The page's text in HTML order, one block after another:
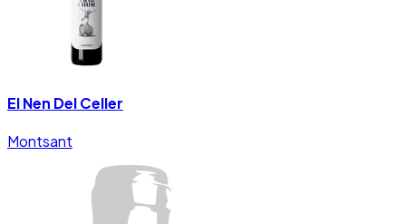
El Nen Del Celler
Montsant